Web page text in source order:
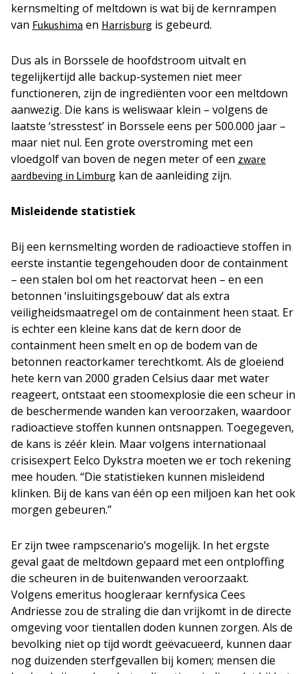
kernsmelting of meltdown is wat bij de kernrampen
van Fukushima en Harrisburg is gebeurd.
Dus als in Borssele de hoofdstroom uitvalt en
tegelijkertijd alle backup-systemen niet meer
functioneren, zijn de ingrediënten voor een meltdown
aanwezig. Die kans is weliswaar klein – volgens de
laatste ‘stresstest’ in Borssele eens per 500.000 jaar –
maar niet nul. Een grote overstroming met een
vloedgolf van boven de negen meter of een zware
aardbeving in Limburg kan de aanleiding zijn.
Misleidende statistiek
Bij een kernsmelting worden de radioactieve stoffen in
eerste instantie tegengehouden door de containment
– een stalen bol om het reactorvat heen – en een
betonnen ‘insluitingsgebouw’ dat als extra
veiligheidsmaatregel om de containment heen staat. Er
is echter een kleine kans dat de kern door de
containment heen smelt en op de bodem van de
betonnen reactorkamer terechtkomt. Als de gloeiend
hete kern van 2000 graden Celsius daar met water
reageert, ontstaat een stoomexplosie die een scheur in
de beschermende wanden kan veroorzaken, waardoor
radioactieve stoffen kunnen ontsnappen. Toegegeven,
de kans is zéér klein. Maar volgens internationaal
crisisexpert Eelco Dykstra moeten we er toch rekening
mee houden. “Die statistieken kunnen misleidend
klinken. Bij de kans van één op een miljoen kan het ook
morgen gebeuren.”
Er zijn twee rampscenario’s mogelijk. In het ergste
geval gaat de meltdown gepaard met een ontploffing
die scheuren in de buitenwanden veroorzaakt.
Volgens emeritus hoogleraar kernfysica Cees
Andriesse zou de straling die dan vrijkomt in de directe
omgeving voor tientallen doden kunnen zorgen. Als de
bevolking niet op tijd wordt geëvacueerd, kunnen daar
nog duizenden sterfgevallen bij komen; mensen die